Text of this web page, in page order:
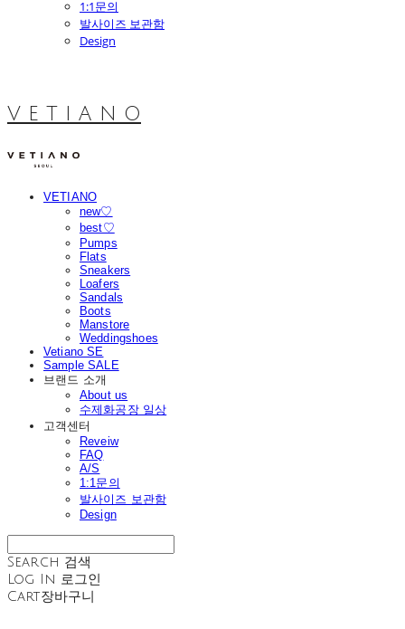
1:1문의
발사이즈 보관함
Design
V E T I A N O
VETIANO
new♡
best♡
Pumps
Flats
Sneakers
Loafers
Sandals
Boots
Manstore
Weddingshoes
Vetiano SE
Sample SALE
브랜드 소개
About us
수제화공장 일상
고객센터
Reveiw
FAQ
A/S
1:1문의
발사이즈 보관함
Design
Search 검색
Log In 로그인
Cart장바구니